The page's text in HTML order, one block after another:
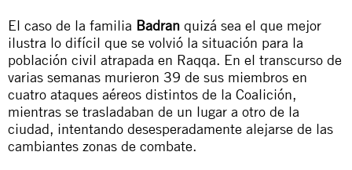
El caso de la familia Badran quizá sea el que mejor
ilustra lo difícil que se volvió la situación para la
población civil atrapada en Raqqa. En el transcurso de
varias semanas murieron 39 de sus miembros en
cuatro ataques aéreos distintos de la Coalición,
mientras se trasladaban de un lugar a otro de la
ciudad, intentando desesperadamente alejarse de las
cambiantes zonas de combate.